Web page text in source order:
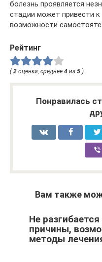
болезнь проявляется
стадии может привести
возможности
Рейтинг
(2 оценки, среднее 4 из 5 )
Понравилась
Вам также
Не
причины,
методы